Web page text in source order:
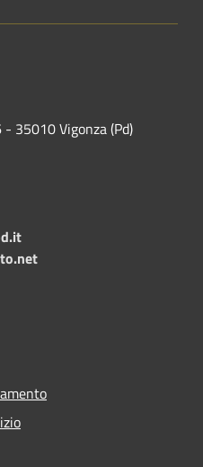
35010 Vigonza (Pd)